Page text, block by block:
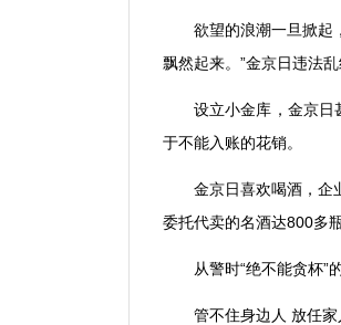
欲望的浪潮一旦掀起
飘然起来。 ”金京日违法乱
设立小金库，金京日
于不能入账的花销。
金京日喜欢喝酒，企
委托代卖的名酒达800多
从警时“绝不能贪杯”
管不住身边人 放任